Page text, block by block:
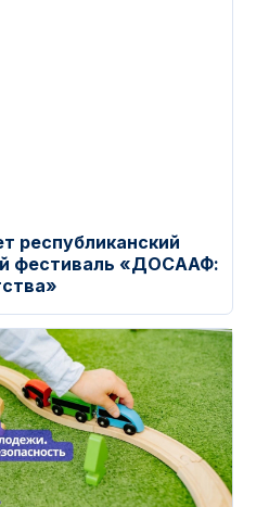
республиканский
фестиваль «ДОСААФ: